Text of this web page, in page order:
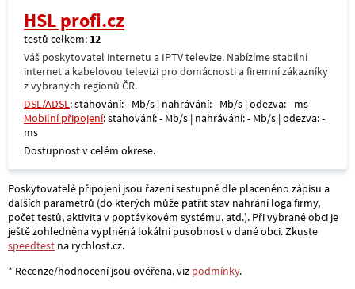
HSL profi.cz
testů celkem: 12
Váš poskytovatel internetu a IPTV televize. Nabízíme stabilní
internet a kabelovou televizi pro domácnosti a firemní zákazníky
z vybraných regionů ČR.
DSL/ADSL: stahování: - Mb/s | nahrávání: - Mb/s | odezva: - ms
Mobilní připojení: stahování: - Mb/s | nahrávání: - Mb/s | odezva: -
ms
Dostupnost v celém okrese.
Poskytovatelé připojení jsou řazeni sestupně dle placenéno zápisu a
dalších parametrů (do kterých může patřit stav nahrání loga firmy,
počet testů, aktivita v poptávkovém systému, atd.). Při vybrané obci je
ještě zohledněna vyplněná lokální pusobnost v dané obci. Zkuste
speedtest na rychlost.cz.
* Recenze/hodnocení jsou ověřena, viz podmínky.